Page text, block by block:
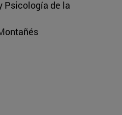
Psicología de la